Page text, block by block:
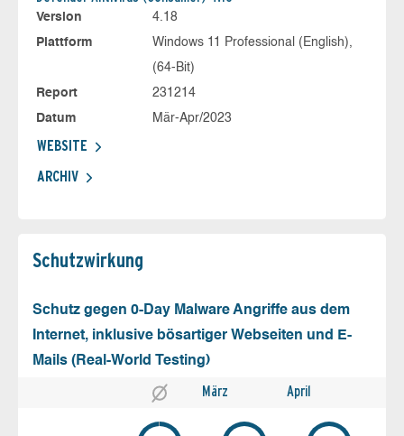
Version
4.18
Plattform
Windows 11 Professional (English),
(64-Bit)
Report
231214
Datum
Mär-Apr/2023
WEBSITE
ARCHIV
Schutz­wirkung
Schutz gegen 0-Day Malware Angriffe aus dem
Internet, inklusive bösartiger Webseiten und E-
Mails (Real-World Testing)
März April